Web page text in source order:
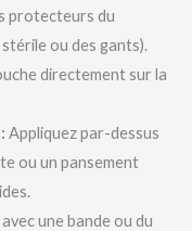
protecteurs du
ou des gants).
directement sur la
Appliquez par-dessus
ou un pansement
une bande ou du